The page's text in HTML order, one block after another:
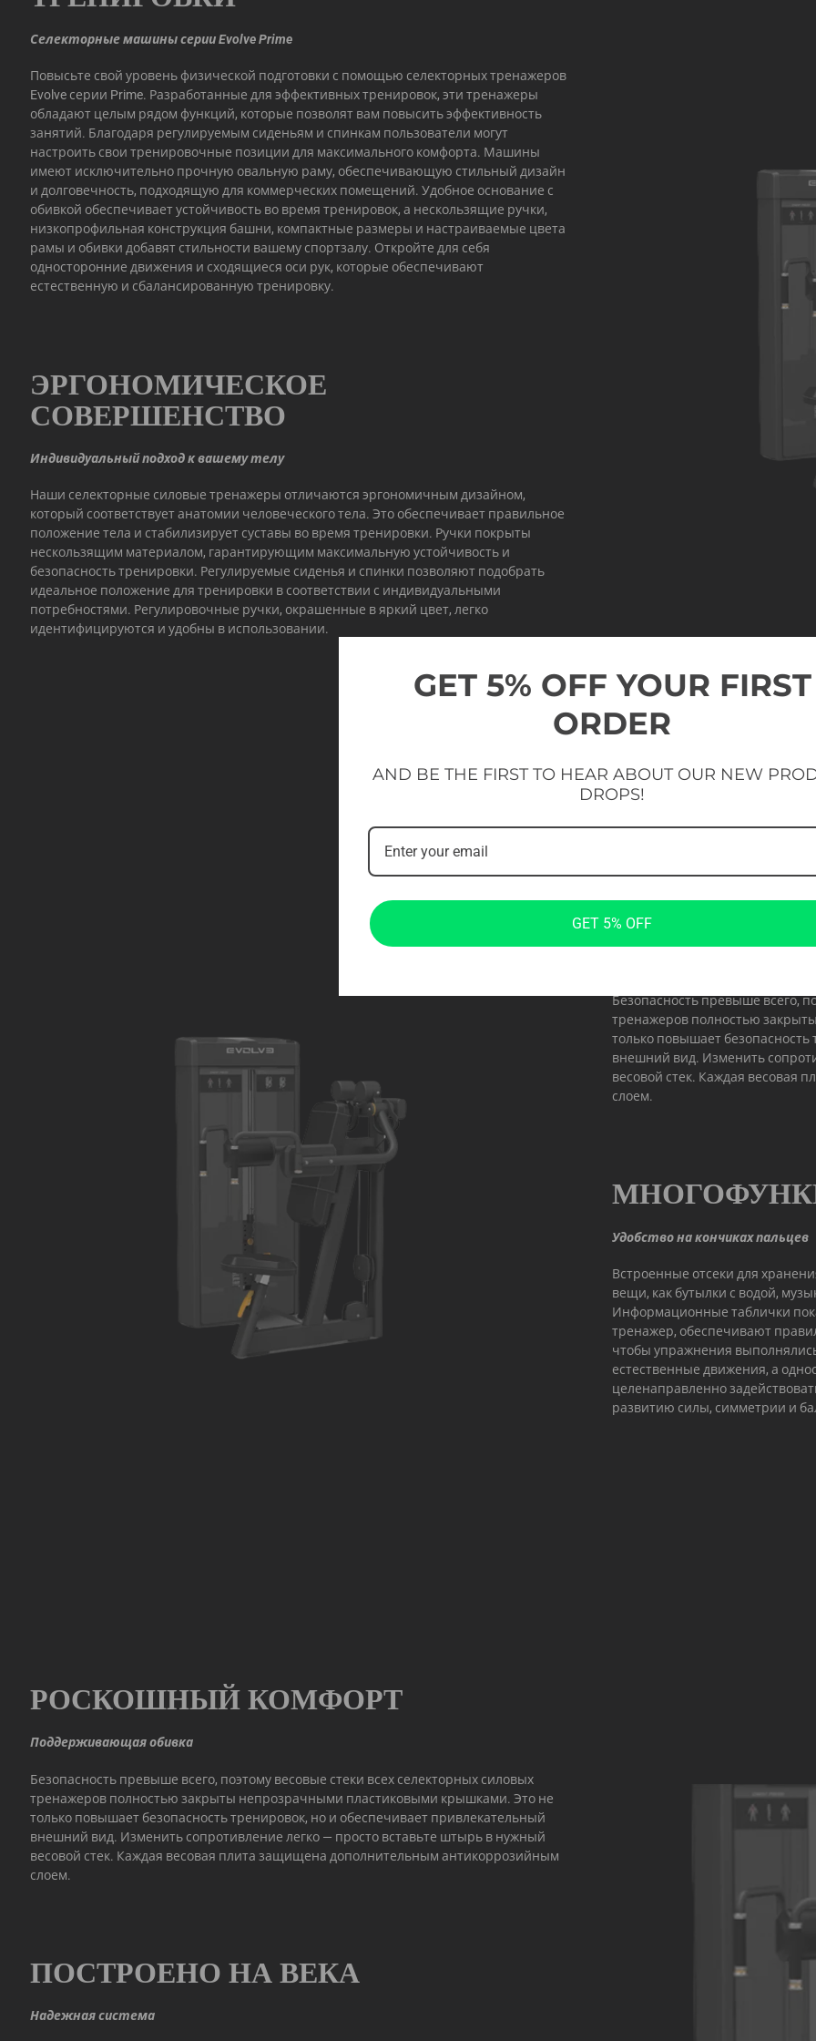
Селекторные машины серии Evolve Prime
Повысьте свой уровень физической подготовки с помощью селекторных тренажеров
Evolve серии Prime. Разработанные для эффективных тренировок, эти тренажеры
обладают целым рядом функций, которые позволят вам повысить эффективность
занятий. Благодаря регулируемым сиденьям и спинкам пользователи могут
настроить свои тренировочные позиции для максимального комфорта. Машины
имеют исключительно прочную овальную раму, обеспечивающую стильный дизайн
и долговечность, подходящую для коммерческих помещений. Удобное основание с
обивкой обеспечивает устойчивость во время тренировок, а нескользящие ручки,
низкопрофильная конструкция башни, компактные размеры и настраиваемые цвета
рамы и обивки добавят стильности вашему спортзалу. Откройте для себя
односторонние движения и сходящиеся оси рук, которые обеспечивают
естественную и сбалансированную тренировку.
ЭРГОНОМИЧЕСКОЕ
СОВЕРШЕНСТВО
Индивидуальный подход к вашему телу
Наши селекторные силовые тренажеры отличаются эргономичным дизайном,
который соответствует анатомии человеческого тела. Это обеспечивает правильное
положение тела и стабилизирует суставы во время тренировки. Ручки покрыты
нескользящим материалом, гарантирующим максимальную устойчивость и
безопасность тренировки. Регулируемые сиденья и спинки позволяют подобрать
идеальное положение для тренировки в соответствии с индивидуальными
потребностями. Регулировочные ручки, окрашенные в яркий цвет, легко
идентифицируются и удобны в использовании.
Безопасность превыше всего,
тренажеров полностью
только повышает
внешний вид. Изменить
весовой стек. Каждая
слоем.
Удобство на кончиках пальцев
Встроенные отсеки для
вещи, как бутылки с водой,
Информационные таблички
тренажер, обеспечивают
чтобы упражнения
естественные движения, а
целенаправленно
развитию силы, симметрии и
РОСКОШНЫЙ КОМФОРТ
Поддерживающая обивка
Безопасность превыше всего, поэтому весовые стеки всех селекторных силовых
тренажеров полностью закрыты непрозрачными пластиковыми крышками. Это не
только повышает безопасность тренировок, но и обеспечивает привлекательный
внешний вид. Изменить сопротивление легко — просто вставьте штырь в нужный
весовой стек. Каждая весовая плита защищена дополнительным антикоррозийным
слоем.
ПОСТРОЕНО НА ВЕКА
Надежная система
GET 5% OFF YOUR FIRST
ORDER
AND BE THE FIRST TO HEAR ABOUT OUR NEW
DROPS!
GET 5% OFF